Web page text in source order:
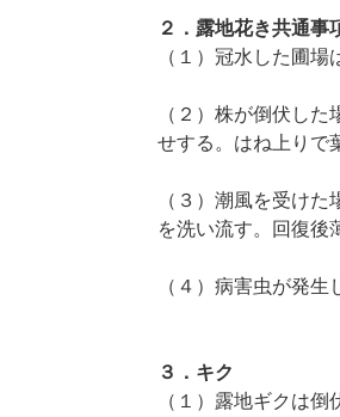
２．露地花き共通事
（１）冠水した圃場
（２）株が倒伏し
せする。はね上りで
（３）潮風を受け
を洗い流す。回復後
（４）病害虫が発
３．キク
（１）露地ギクは